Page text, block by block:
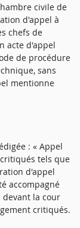
civile de
d'appel à
chefs de
acte d'appel
de procédure
sans
mentionne
: « Appel
tels que
d'appel
accompagné
la cour
critiqués.